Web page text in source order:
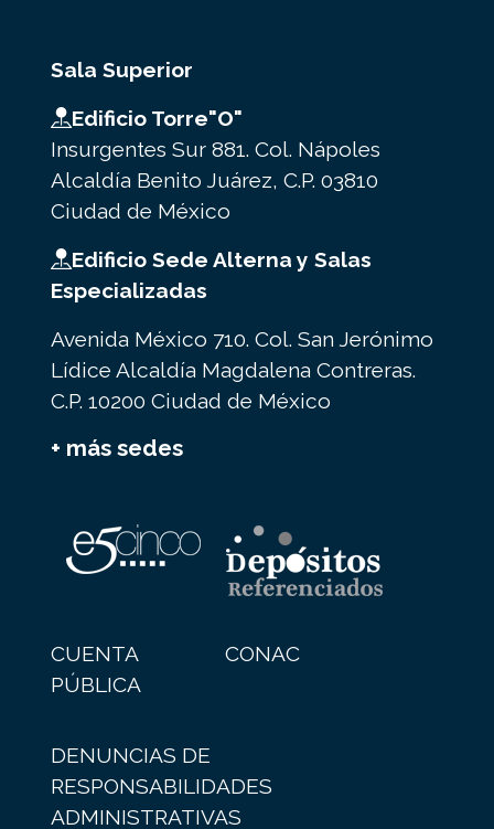
Sala Superior
Edificio Torre"O"
Insurgentes Sur 881. Col. Nápoles
Alcaldía Benito Juárez, C.P. 03810
Ciudad de México
Edificio Sede Alterna y Salas
Especializadas
Avenida México 710. Col. San Jerónimo
Lídice Alcaldía Magdalena Contreras.
C.P. 10200 Ciudad de México
+ más sedes
CUENTA
PÚBLICA
CONAC
DENUNCIAS DE
RESPONSABILIDADES
ADMINISTRATIVAS